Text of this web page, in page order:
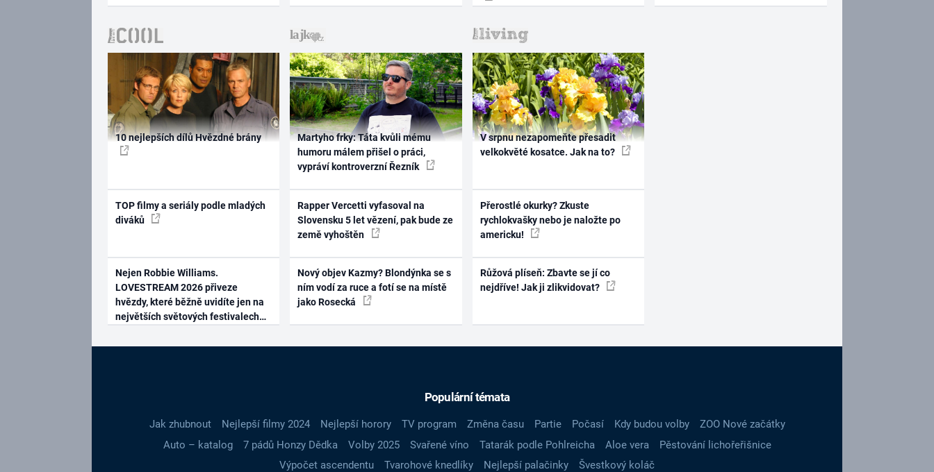
10 nejlepších dílů Hvězdné brány
TOP filmy a seriály podle mladých
diváků
Nejen Robbie Williams.
LOVESTREAM 2026 přiveze
hvězdy, které běžně uvidíte jen na
největších světových festivalech
Martyho frky: Táta kvůli mému
humoru málem přišel o práci,
vypráví kontroverzní Řezník
Rapper Vercetti vyfasoval na
Slovensku 5 let vězení, pak bude ze
země vyhoštěn
Nový objev Kazmy? Blondýnka se s
ním vodí za ruce a fotí se na místě
jako Rosecká
V srpnu nezapomeňte přesadit
velkokvěté kosatce. Jak na to?
Přerostlé okurky? Zkuste
rychlokvašky nebo je naložte po
americku!
Růžová plíseň: Zbavte se jí co
nejdříve! Jak ji zlikvidovat?
Populární témata
Jak zhubnout Nejlepší filmy 2024 Nejlepší horory TV program Změna času Partie Počasí Kdy budou volby
ZOO Nové začátky
Auto – katalog
7 pádů Honzy Dědka Volby 2025 Svařené víno Tatarák podle Pohlreicha Aloe vera
Pěstování lichořeřišnice
Výpočet ascendentu
Tvarohové knedlíky Nejlepší palačinky Švestkový koláč